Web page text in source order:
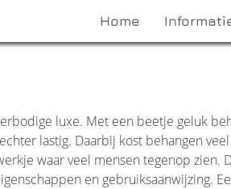
Home
luxe. Met een beetje geluk
lastig. Daarbij kost behangen
waar veel mensen tegenop zien.
en gebruiksaanwijzing.